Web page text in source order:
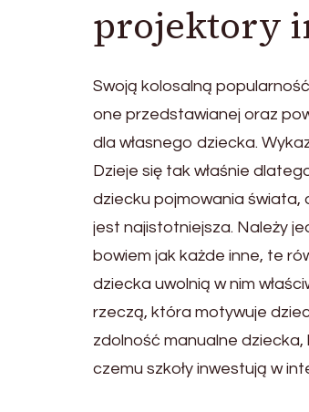
projektory
Swoją kolosalną
one przedstawianej oraz
dla własnego dziecka.
Dzieje się tak właśnie
dziecku pojmowania
jest najistotniejsza. Należy
bowiem jak każde inne, te
dziecka uwolnią w nim
rzeczą, która motywuje
zdolność manualne dziecka,
czemu szkoły inwestują w